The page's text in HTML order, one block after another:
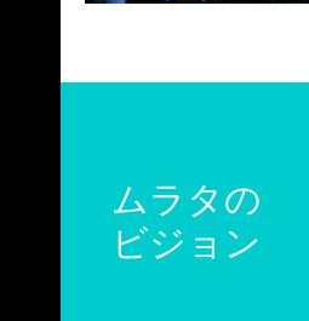
ムラタの
ビジョン